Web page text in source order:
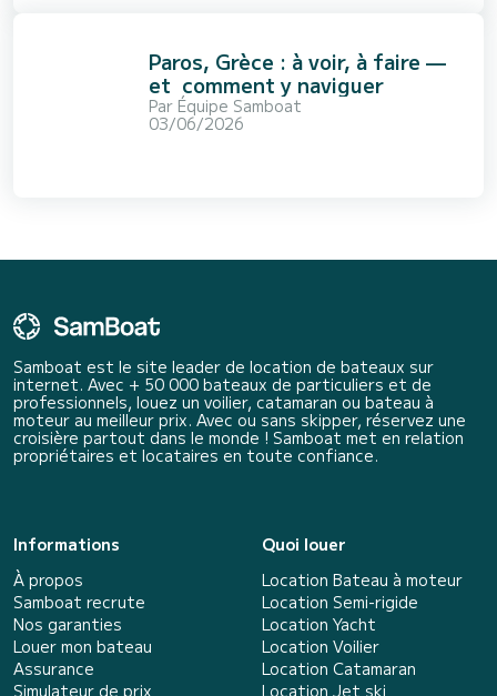
Paros, Grèce : à voir, à faire —
et comment y naviguer
Par Équipe Samboat
03/06/2026
Samboat est le site leader de location de bateaux sur
internet. Avec + 50 000 bateaux de particuliers et de
professionnels, louez un voilier, catamaran ou bateau à
moteur au meilleur prix. Avec ou sans skipper, réservez une
croisière partout dans le monde ! Samboat met en relation
propriétaires et locataires en toute confiance.
Informations
À propos
Samboat recrute
Nos garanties
Louer mon bateau
Assurance
Simulateur de prix
Quoi louer
Location Bateau à moteur
Location Semi-rigide
Location Yacht
Location Voilier
Location Catamaran
Location Jet ski